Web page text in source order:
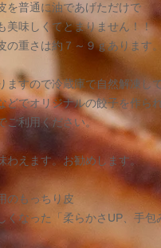
を普通に油であげただけで
美味しくてとまりません！！
の重さは約７～９ｇあります。
ますので冷蔵庫で自然解凍し
どでオリジナルの餃子を作ら
ご利用ください。
わえます。お勧めします。
のもっちり皮
くなった「柔らかさUP、手